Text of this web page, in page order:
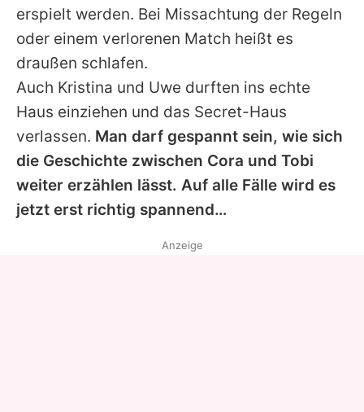
erspielt werden. Bei Missachtung der Regeln
oder einem verlorenen Match heißt es
draußen schlafen.
Auch Kristina und Uwe durften ins echte
Haus einziehen und das Secret-Haus
verlassen. Man darf gespannt sein, wie sich
die Geschichte zwischen Cora und Tobi
weiter erzählen lässt. Auf alle Fälle wird es
jetzt erst richtig spannend…
Anzeige